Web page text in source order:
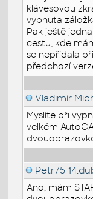
klávesovou
vypnuta
Pak ještě
cestu, kde
se nepřidala
předchozí
Vladimír
Myslíte při
velkém
Petr75
Ano, mám